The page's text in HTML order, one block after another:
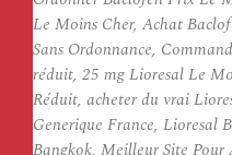
Le Moins Cher, Achat
Sans Ordonnance,
réduit, 25 mg Lioresal Le
Réduit, acheter du vrai
Generique France, Lioresal